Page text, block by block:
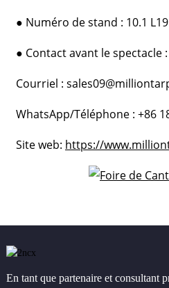
● Numéro de stand : 10.1 L19
● Contact avant le spectacle :
Courriel :
WhatsApp/Téléphone : +86
Site web: https://
En tant que partenaire et consultant